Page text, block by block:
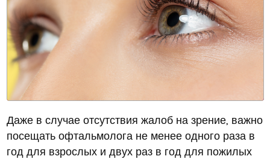
Даже в случае отсутствия жалоб на зрение, важно
посещать офтальмолога не менее одного раза в
год для взрослых и двух раз в год для пожилых